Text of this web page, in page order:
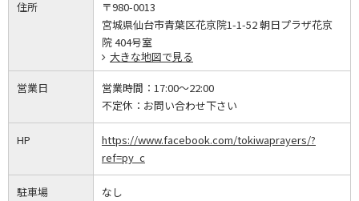
住所
〒980-0013
宮城県仙台市青葉区花京院1-1-52 朝日プラザ花京
院 404号室
大きな地図で見る
営業日 営業時間： 17:00～22:00
不定休： お問い合わせ下さい
HP
https://www.facebook.com/tokiwaprayers/?
ref=py_c
駐車場 なし